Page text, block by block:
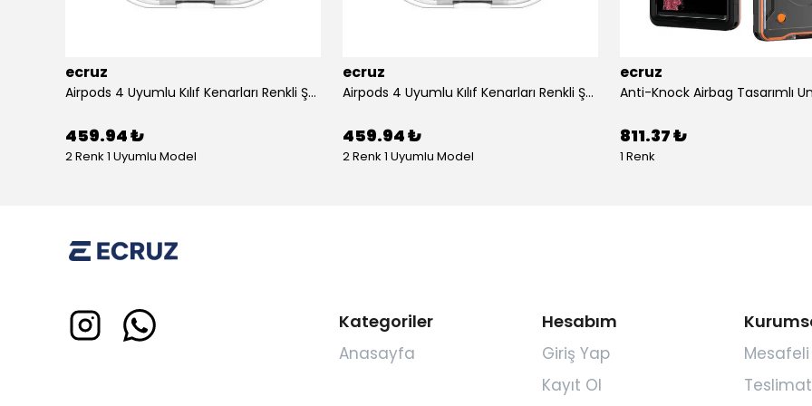
ecruz
Airpods 4 Uyumlu Kılıf Kenarları Renkli Şeffaf Dilimli Silikon Ecruz Airbag 40 Uyumlu Kılıf
459.94 ₺
2 Renk 1 Uyumlu Model
ecruz
Airpods 4 Uyumlu Kılıf Kenarları Renkli Şeffaf Dilimli Silikon Ecruz Airbag 40 Uyumlu Kılıf
459.94 ₺
2 Renk 1 Uyumlu Model
ecruz
811.37 ₺
1 Renk
Kategoriler
Anasayfa
Hesabım
Giriş Yap
Kayıt Ol
Mesafeli